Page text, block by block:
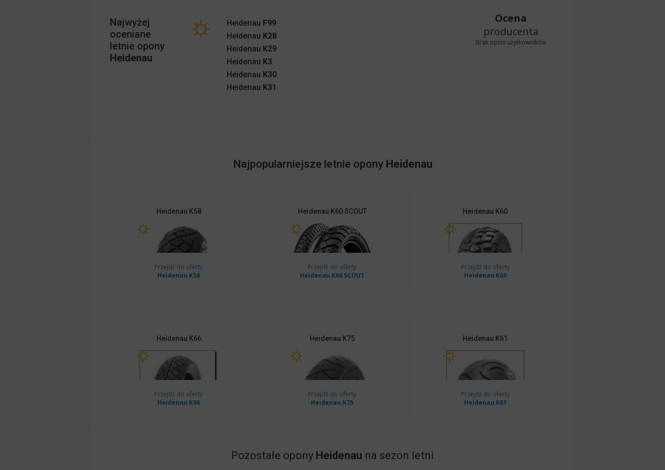
Najwyżej
oceniane
letnie opony
Heidenau
Heidenau F99
Heidenau K28
Heidenau K29
Heidenau K3
Heidenau K30
Heidenau K31
Ocena
producenta
Brak opinii użytkowników
Najpopularniejsze letnie opony Heidenau
Heidenau K58
Przejdź do oferty
Heidenau K58
Heidenau K60 SCOUT
Przejdź do oferty
Heidenau K60 SCOUT
Heidenau K60
Przejdź do oferty
Heidenau K60
Heidenau K66
Przejdź do oferty
Heidenau K66
Heidenau K75
Przejdź do oferty
Heidenau K75
Heidenau K61
Przejdź do oferty
Heidenau K61
Pozostałe opony Heidenau na sezon letni